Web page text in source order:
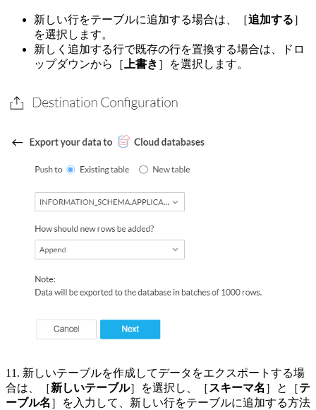
新しい行をテーブルに追加する場合は、［追加する］
を選択します。
新しく追加する行で既存の行を置換する場合は、ドロ
ップダウンから［
上書き ］を選択します。
11. 新しいテーブルを作成してデータをエクスポートする場
合は、［新しいテーブル］を選択し、［ スキーマ名 ］と［テ
ーブル名 ］を入力して、新しい行をテーブルに追加する方法